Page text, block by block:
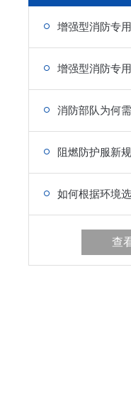
增强型消防专
阻燃防护服新
查